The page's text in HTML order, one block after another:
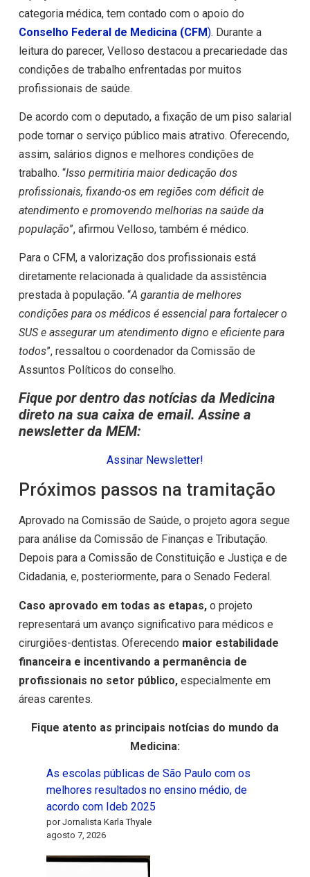
categoria médica, tem contado com o apoio do
Conselho Federal de Medicina (CFM). Durante a
leitura do parecer, Velloso destacou a precariedade das
condições de trabalho enfrentadas por muitos
profissionais de saúde.
De acordo com o deputado, a fixação de um piso salarial
pode tornar o serviço público mais atrativo. Oferecendo,
assim, salários dignos e melhores condições de
trabalho. “Isso permitiria maior dedicação dos
profissionais, fixando-os em regiões com déficit de
atendimento e promovendo melhorias na saúde da
população”, afirmou Velloso, também é médico.
Para o CFM, a valorização dos profissionais está
diretamente relacionada à qualidade da assistência
prestada à população. “A garantia de melhores
condições para os médicos é essencial para fortalecer o
SUS e assegurar um atendimento digno e eficiente para
todos”, ressaltou o coordenador da Comissão de
Assuntos Políticos do conselho.
Fique por dentro das notícias da Medicina
direto na sua caixa de email. Assine a
newsletter da MEM:
Assinar Newsletter!
Próximos passos na tramitação
Aprovado na Comissão de Saúde, o projeto agora segue
para análise da Comissão de Finanças e Tributação.
Depois para a Comissão de Constituição e Justiça e de
Cidadania, e, posteriormente, para o Senado Federal.
Caso aprovado em todas as etapas, o projeto
representará um avanço significativo para médicos e
cirurgiões-dentistas. Oferecendo maior estabilidade
financeira e incentivando a permanência de
profissionais no setor público, especialmente em
áreas carentes.
Fique atento as principais notícias do mundo da
Medicina:
As escolas públicas de São Paulo com os
melhores resultados no ensino médio, de
acordo com Ideb 2025
por Jornalista Karla Thyale
agosto 7, 2026